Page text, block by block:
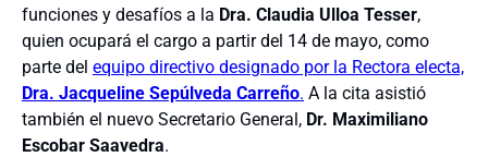
funciones y desafíos a la Dra. Claudia Ulloa Tesser,
quien ocupará el cargo a partir del 14 de mayo, como
parte del equipo directivo designado por la Rectora electa,
Dra. Jacqueline Sepúlveda Carreño. A la cita asistió
también el nuevo Secretario General, Dr. Maximiliano
Escobar Saavedra.